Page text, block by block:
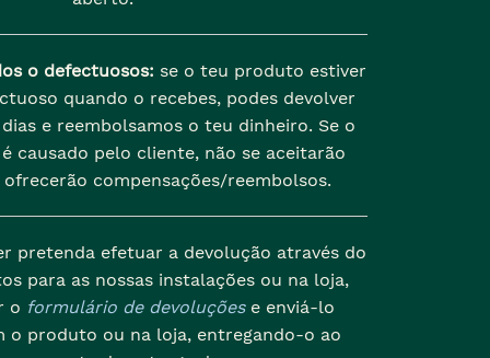
o defectuosos: se o teu produto estiver
quando o recebes, podes devolver
e reembolsamos o teu dinheiro. Se o
causado pelo cliente, não se aceitarão
compensações/reembolsos.
pretenda efetuar a devolução através do
para as nossas instalações ou na loja,
o formulário de devoluçõese enviá-lo
o produto ou na loja, entregando-o ao